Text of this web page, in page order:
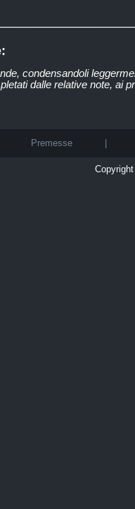
condensandoli
dalle relative note, ai
Premesse